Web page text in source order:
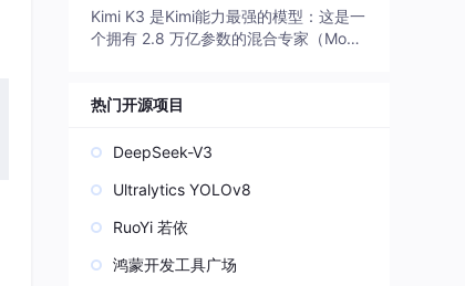
秒的带原生立体声音频的视频。得益于
面向任务泛化的系统设计，H3 在预训练
模态指令。
Kimi K3 是Kimi能力最强的模型：这是一
个拥有 2.8 万亿参数的混合专家（Mo
热门开源项目
DeepSeek-V3
Ultralytics YOLOv8
RuoYi 若依
鸿蒙开发工具广场